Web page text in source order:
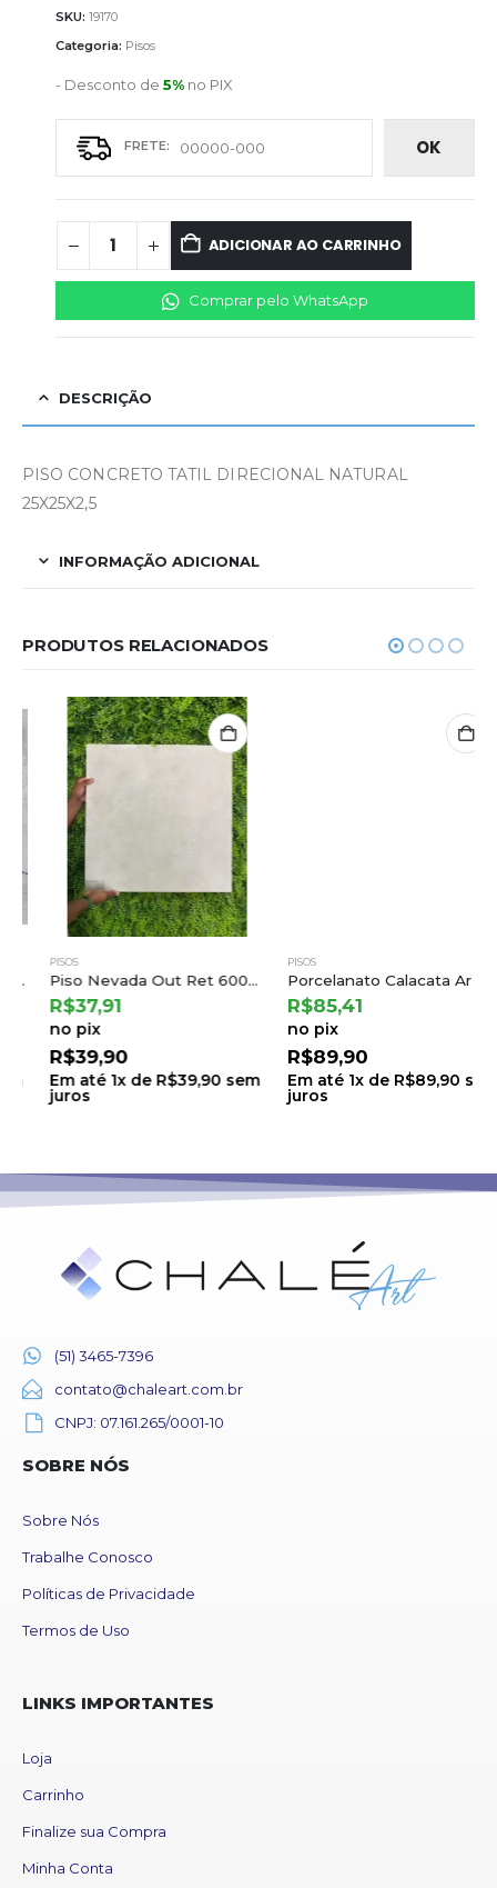
SKU: 19170
Categoria: Pisos
- Desconto de 5% no PIX
OK
ADICIONAR AO CARRINHO
Comprar pelo WhatsApp
DESCRIÇÃO
PISO CONCRETO TATIL DIRECIONAL NATURAL
25X25X2,5
INFORMAÇÃO ADICIONAL
PRODUTOS RELACIONADOS
PISOS
Piso Nevada Out Ret 60041 60×60 a Embramaco (2,52) T.71 C.6 L.0508
37,91
no pix
39,90
Em até1x de R$39,90sem
juros
Porcelanato Calacata Ar 83002 83×83 a Damme
85,41
no pix
89,90
Em até1x de R$89,90sem
juros
(51) 3465-7396
contato@chaleart.com.br
CNPJ: 07.161.265/0001-10
SOBRE NÓS
Sobre Nós
Trabalhe Conosco
Políticas de Privacidade
Termos de Uso
LINKS IMPORTANTES
Loja
Carrinho
Finalize sua Compra
Minha Conta